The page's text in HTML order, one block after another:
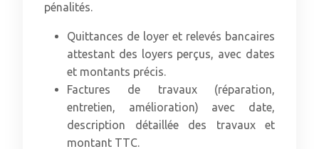
pénalités.
Quittances de loyer et relevés bancaires
attestant des loyers perçus, avec dates
et montants précis.
Factures de travaux (réparation,
entretien, amélioration) avec date,
description détaillée des travaux et
montant TTC.